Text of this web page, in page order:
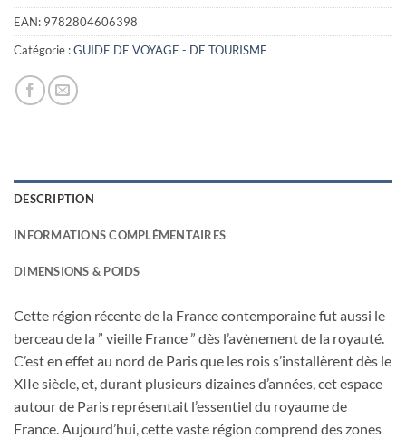
EAN: 9782804606398
Catégorie :GUIDE DE VOYAGE - DE TOURISME
DESCRIPTION
INFORMATIONS COMPLÉMENTAIRES
DIMENSIONS & POIDS
Cette région récente de la France contemporaine fut aussi le
berceau de la ” vieille France ” dès l’avènement de la royauté.
C’est en effet au nord de Paris que les rois s’installèrent dès le
XIIe siècle, et, durant plusieurs dizaines d’années, cet espace
autour de Paris représentait l’essentiel du royaume de
France. Aujourd’hui, cette vaste région comprend des zones